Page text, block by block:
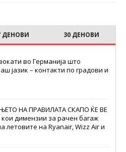
ДЕНОВИ 30 ДЕНОВИ
во Германија што
јазик – контакти по градови и
НА ПРАВИЛАТА СКАПО ЌЕ ВЕ
димензии за рачен багаж
летовите на Ryanair, Wizz Air и